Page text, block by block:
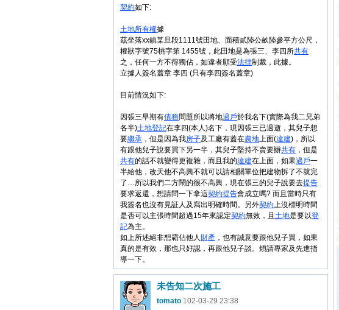
契約如下:
土地所有權據
茲坐落xx鎮某旦段1111號田地、面積貳陸公畝陸參平方公尺，
權狀字號75桃字第 1455號，此田地是為張三、李四所共有
之，任何一方不得獨佔，如違者願受法律制裁，此據。
立據人簽名蓋章 李四 (只有李四簽名蓋章)
目前情況如下:
因張三早期有債務問題所以將地過戶於我名下(實際為我二兄弟
各半)土地登記在李四(本人)名下，現因張三已過逝，其兒子想
要繼承 ，但是因為我房子及工廠有蓋在農地上面(違建)，所以
有跟他兒子說要買下另一半，其兒子堅持不賣要辦共有 ，但是
共有的話不就變得更複雜，而且我的違建在上面，如果過戶一
半給他，改天他不高興不就可以請相關單位把建物拆了不就完
了…所以我們二方鬧的很不高興，現在張三的兒子說要去提告
要求返還，想請問一下拿這契約提告會成立嗎? 而且當時只有
我簽名也沒有見証人及寫出明確時間。另外契約上沒標明時間
是否可以主張時間超過15年來認定契約無效，且 土地是要以登
記為主。
如上所述絕非想霸佔他人財產 ，也有誠意要跟他兒子買，如果
真的是有效，那也只好認，再跟他兒子談。煩請專家及先進指
導一下。
未告知二次施工
tomato 102-03-29 23:38